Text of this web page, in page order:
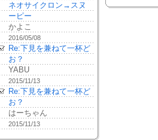
ネオサイクロン→スヌ
ーピー
かよこ
2016/05/08
Re:下見を兼ねて一杯ど
お？
YABU
2015/11/13
Re:下見を兼ねて一杯ど
お？
はーちゃん
2015/11/13